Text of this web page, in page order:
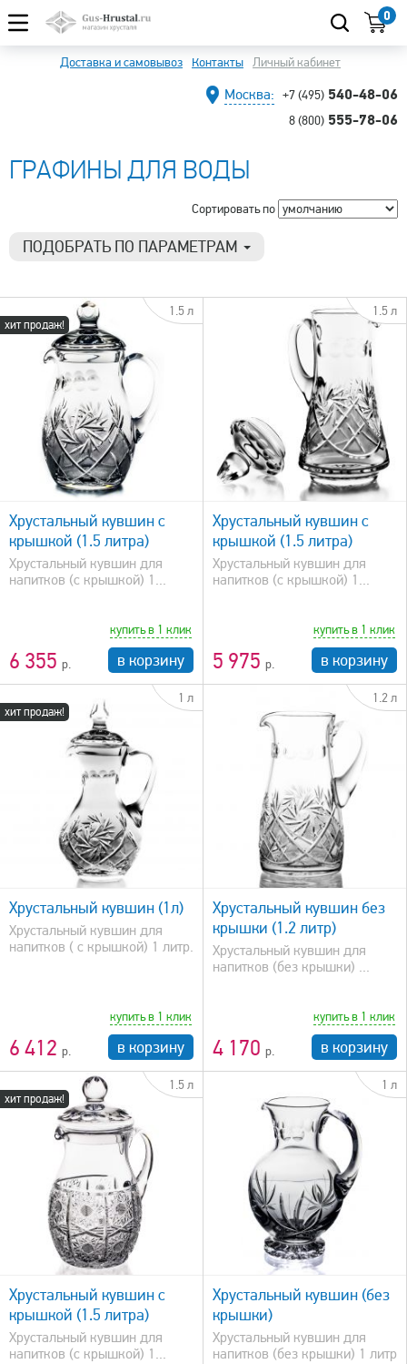
0
Доставка и самовывоз Контакты Личный кабинет
Москва: +7 (495) 540-48-06
8 (800) 555-78-06
ГРАФИНЫ ДЛЯ ВОДЫ
Сортировать по
ПОДОБРАТЬ ПО ПАРАМЕТРАМ
Тип товара
Кувшин
Сбросить фильтр
хит продаж!
1.5 л
Хрустальный кувшин с
крышкой (1.5 литра)
Хрустальный кувшин для
напитков (с крышкой) 1...
6 355
купить в 1 клик
в корзину
1.5 л
быстрый просмотр
Хрустальный кувшин с
крышкой (1.5 литра)
Хрустальный кувшин для
напитков (с крышкой) 1...
5 975
купить в 1 клик
в корзину
хит продаж!
1 л
Хрустальный кувшин (1л)
Хрустальный кувшин для
напитков ( с крышкой) 1 литр.
6 412
купить в 1 клик
в корзину
1.2 л
быстрый просмотр
Хрустальный кувшин без
крышки (1.2 литр)
Хрустальный кувшин для
напитков (без крышки) ...
4 170
купить в 1 клик
в корзину
хит продаж!
1.5 л
Хрустальный кувшин с
крышкой (1.5 литра)
Хрустальный кувшин для
напитков (с крышкой) 1...
1 л
быстрый просмотр
Хрустальный кувшин (без
крышки)
Хрустальный кувшин для
напитков (без крышки) 1 литр